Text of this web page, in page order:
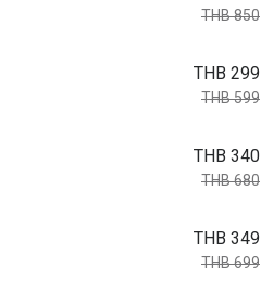
THB 850
THB 299
THB 599
THB 340
THB 680
THB 349
THB 699